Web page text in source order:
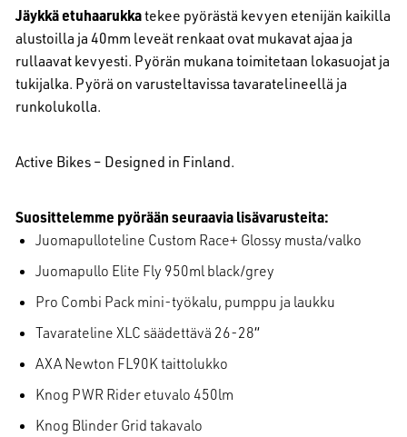
Jäykkä etuhaarukkatekee pyörästä kevyen etenijän kaikilla
alustoilla ja 40mm leveät renkaat ovat mukavat ajaa ja
rullaavat kevyesti. Pyörän mukana toimitetaan lokasuojat ja
tukijalka. Pyörä on varusteltavissa tavaratelineellä ja
runkolukolla.
Active Bikes – Designed in Finland.
Suosittelemme pyörään seuraavia lisävarusteita:
Juomapulloteline Custom Race+ Glossy musta/valko
Juomapullo Elite Fly 950ml black/grey
Pro Combi Pack mini-työkalu, pumppu ja laukku
Tavarateline XLC säädettävä 26-28“
AXA Newton FL90K taittolukko
Knog PWR Rider etuvalo 450lm
Knog Blinder Grid takavalo